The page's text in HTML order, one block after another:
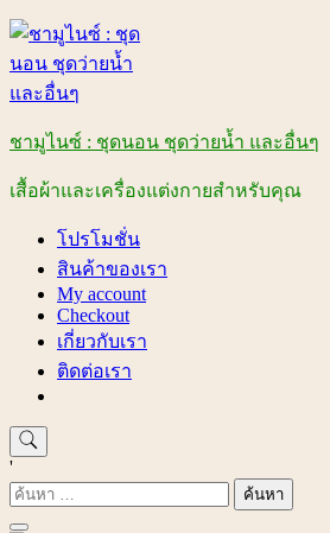
Skip
content
ชามูไนซ์ : ชุดนอน ชุดว่ายน้ำ และอื่นๆ
เสื้อผ้าและเครื่องแต่งกายสำหรับคุณ
โปรโมชั่น
สินค้าของเรา
My account
Checkout
เกี่ยวกับเรา
ติดต่อเรา
'
ค้นหา
สำหรับ: